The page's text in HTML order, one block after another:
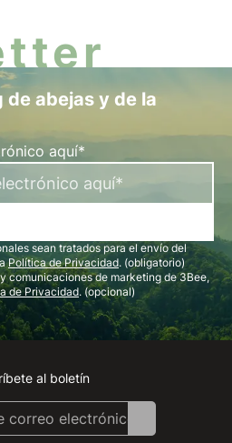
de abejas y de la
aquí*
sean tratados para el envío del
Política de Privacidad. (obligatorio)
comunicaciones de marketing de 3Bee,
de Privacidad. (opcional)
Instagram
Facebook
Linkedin
Youtube
al boletín